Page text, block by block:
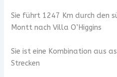
Sie führt 1247 Km durch den
Montt nach Villa O’Higgins
Sie ist eine Kombination aus
Strecken